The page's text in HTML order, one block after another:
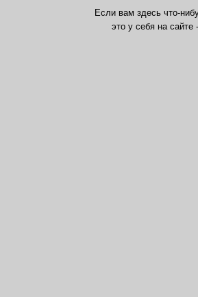
Если вам здесь что-
это у себя на сайте